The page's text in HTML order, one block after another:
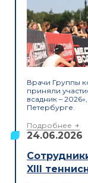
Врачи Группы
приняли
всадник –
Петербурге.
Подробнее
24.06.2026
XIII